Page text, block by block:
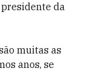
da
muitas as
anos, se